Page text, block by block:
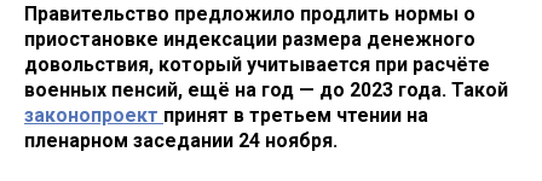
Правительство предложило продлить нормы о
приостановке индексации размера денежного
довольствия, который учитывается при расчёте
военных пенсий, ещё на год — до 2023 года. Такой
законопроект принят в третьем чтении на
пленарном заседании 24 ноября.